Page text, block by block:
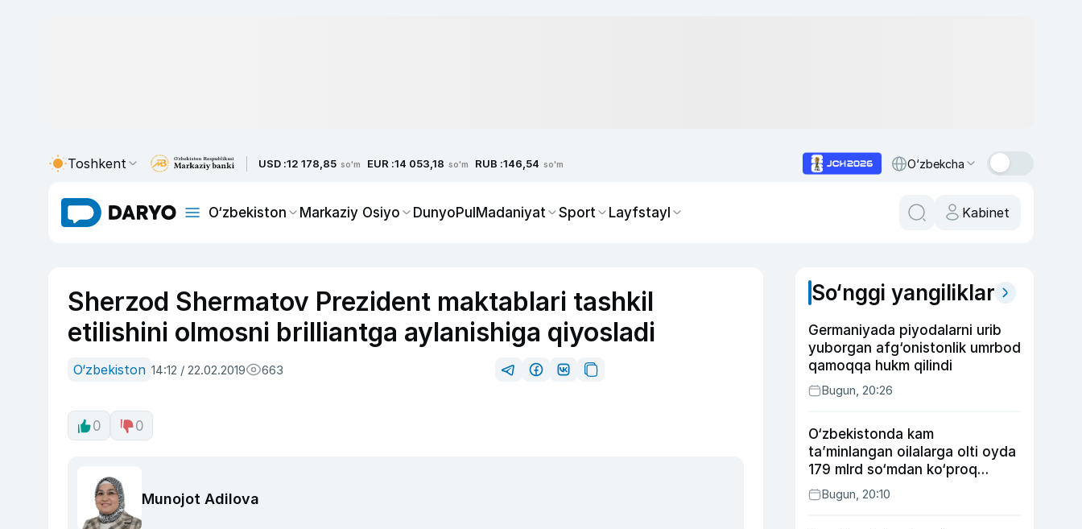
Toshkent USD :12 178,85 so'm EUR :14 053,18 so'm RUB :146,54 so'm O‘zbekcha
O‘zbekiston Markaziy Osiyo DunyoPulMadaniyat Sport Layfstayl Kabinet
Sherzod Shermatov Prezident maktablari tashkil
etilishini olmosni brilliantga aylanishiga qiyosladi
O‘zbekiston 14:12 / 22.02.2019 663
0 0
Munojot Adilova
So‘nggi yangiliklar
Germaniyada piyodalarni urib
yuborgan afg‘onistonlik umrbod
qamoqqa hukm qilindi
Bugun, 20:26
O‘zbekistonda kam
ta’minlangan oilalarga olti oyda
179 mlrd so‘mdan ko‘proq
ijtimoiy keshbek to‘lab berildi
Bugun, 20:10